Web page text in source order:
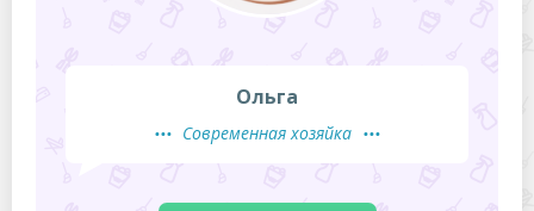
Ольга
Современная хозяйка